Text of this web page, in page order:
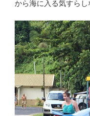
から海に入る気すらし